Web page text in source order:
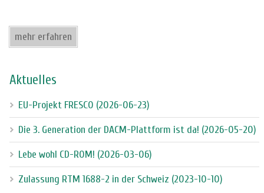
mehr erfahren
Aktuelles
EU-Projekt FRESCO (2026-06-23)
Die 3. Generation der DACM-Plattform ist da! (2026-05-20)
Lebe wohl CD-ROM! (2026-03-06)
Zulassung RTM 1688-2 in der Schweiz (2023-10-10)